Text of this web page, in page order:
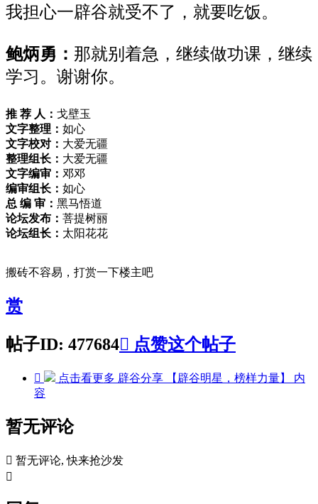
我担心一辟谷就受不了， 就要吃饭。
鲍炳勇： 那就别着急，继续做功课，继续
学习。 谢谢你。
推 荐 人： 戈壁玉
文字整理： 如心
文字校对： 大爱无疆
整理组长： 大爱无疆
文字编审： 邓邓
编审组长： 如心
总 编 审： 黑马悟道
论坛发布： 菩提树丽
论坛组长： 太阳花花
搬砖不容易，打赏一下楼主吧
赏
帖子ID: 477684 点赞这个帖子
 点击看更多 辟谷分享 【辟谷明星，榜样力量】
内
容
暂无评论
 暂无评论, 快来抢沙发
